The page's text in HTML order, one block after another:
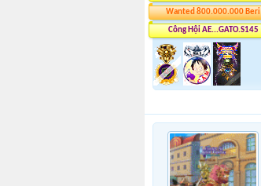
Wanted 800.000.000 Beri
Công Hội AE...GATO.S145